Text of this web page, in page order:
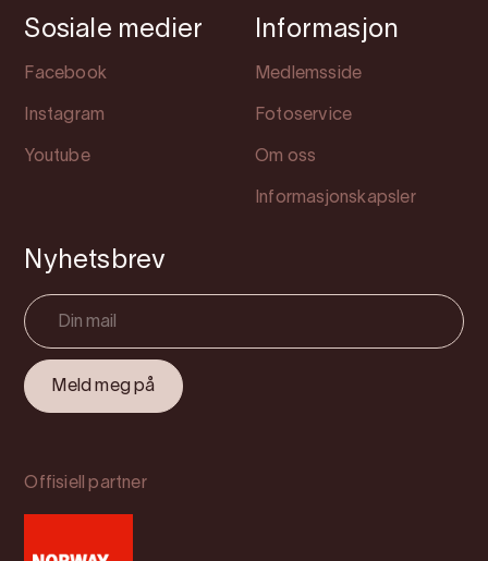
Sosiale medier
Facebook
Instagram
Youtube
Informasjon
Medlemsside
Fotoservice
Om oss
Informasjonskapsler
Nyhetsbrev
Offisiell partner